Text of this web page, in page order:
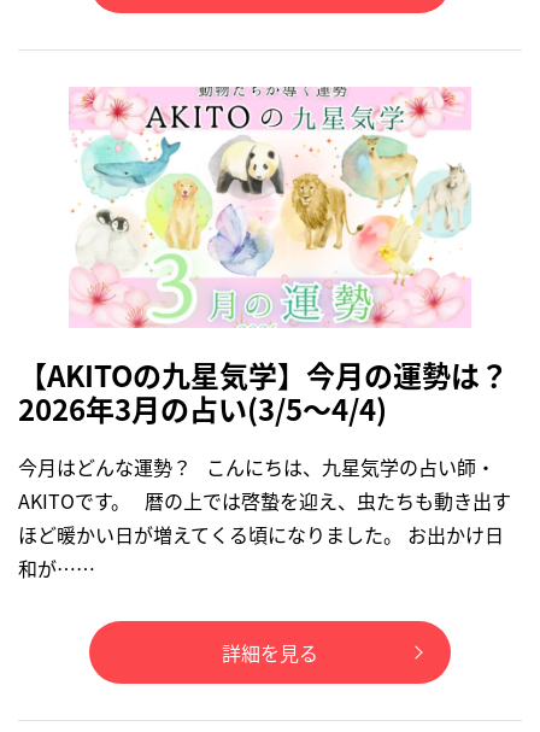
【AKITOの九星気学】今月の運勢は？
2026年3月の占い(3/5～4/4)
今月はどんな運勢？ こんにちは、九星気学の占い師・
AKITOです。 暦の上では啓蟄を迎え、虫たちも動き出す
ほど暖かい日が増えてくる頃になりました。 お出かけ日
和が……
詳細を見る